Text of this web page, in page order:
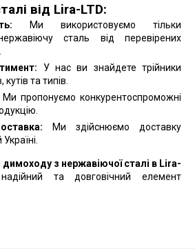
від Lira-LTD:
Ми використовуємо тільки
сталь від перевірених
У нас ви знайдете трійники
кутів та типів.
Ми пропонуємо конкурентоспроможні
Ми здійснюємо доставку
з нержавіючої сталі в Lira-
та довговічний елемент